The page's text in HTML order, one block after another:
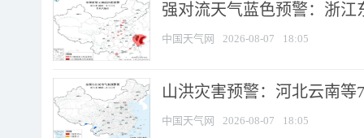
强对流天气蓝色预警：浙江
中国天气网 2026-08-07 18:05
山洪灾害预警：河北云南
中国天气网 2026-08-07 18:05